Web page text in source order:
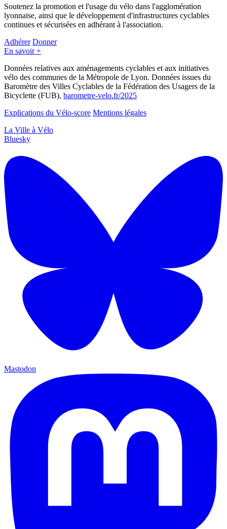
Soutenez la promotion et l'usage du vélo dans l'agglomération
lyonnaise, ainsi que le développement d'infrastructures cyclables
continues et sécurisées en adhérant à l'association.
Adhérer Donner
En savoir +
Données relatives aux aménagements cyclables et aux initiatives
vélo des communes de la Métropole de Lyon. Données issues du
Baromètre des Villes Cyclables de la Fédération des Usagers de la
Bicyclette (FUB), barometre-velo.fr/2025
Explications du Vélo-score Mentions légales
La Ville à Vélo
Bluesky
Mastodon